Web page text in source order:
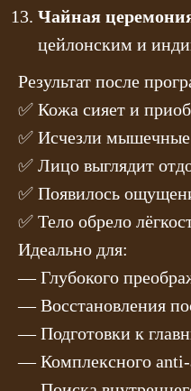
Чайная
цейлонским и
Результат после
✅ Кожа сияет и
✅ Исчезли
✅ Лицо выглядит
✅ Появилось
✅ Тело обрело
Идеально для:
— Глубокого
— Восстановления
— Подготовки к
— Комплексного anti-